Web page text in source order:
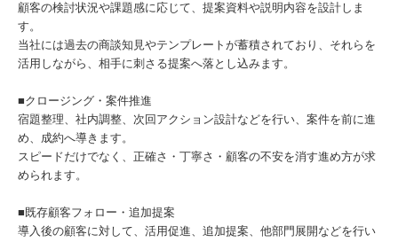
顧客の検討状況や課題感に応じて、提案資料や説明内容を設計しま
す。
当社には過去の商談知見やテンプレートが蓄積されており、それらを
活用しながら、相手に刺さる提案へ落とし込みます。
■クロージング・案件推進
宿題整理、社内調整、次回アクション設計などを行い、案件を前に進
め、成約へ導きます。
スピードだけでなく、正確さ・丁寧さ・顧客の不安を消す進め方が求
められます。
■既存顧客フォロー・追加提案
導入後の顧客に対して、活用促進、追加提案、他部門展開などを行い